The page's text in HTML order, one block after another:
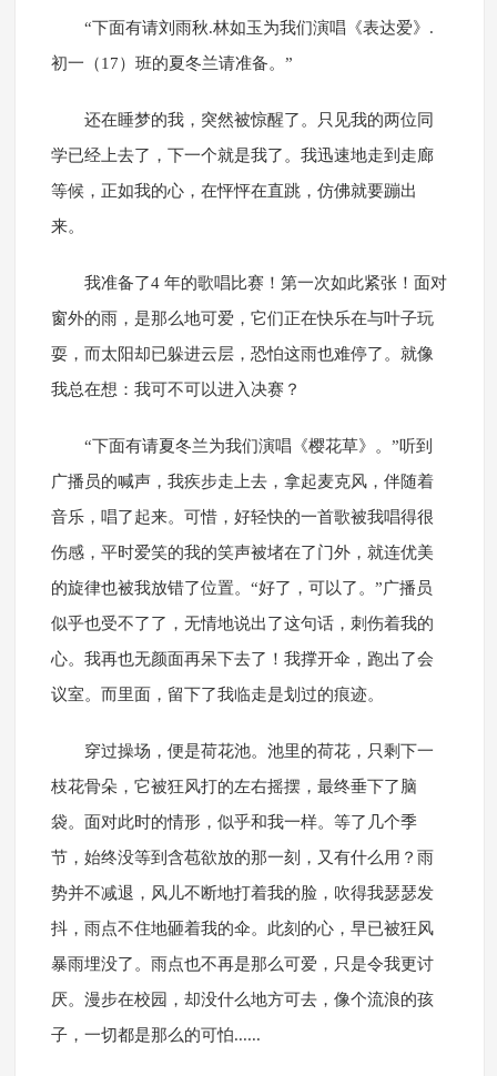
“下面有请刘雨秋.林如玉为我们演唱《表达爱》.
初一（17）班的夏冬兰请准备。”
还在睡梦的我，突然被惊醒了。只见我的两位同
学已经上去了，下一个就是我了。我迅速地走到走廊
等候，正如我的心，在怦怦在直跳，仿佛就要蹦出
来。
我准备了4 年的歌唱比赛！第一次如此紧张！面对
窗外的雨，是那么地可爱，它们正在快乐在与叶子玩
耍，而太阳却已躲进云层，恐怕这雨也难停了。就像
我总在想：我可不可以进入决赛？
“下面有请夏冬兰为我们演唱《樱花草》。”听到
广播员的喊声，我疾步走上去，拿起麦克风，伴随着
音乐，唱了起来。可惜，好轻快的一首歌被我唱得很
伤感，平时爱笑的我的笑声被堵在了门外，就连优美
的旋律也被我放错了位置。“好了，可以了。”广播员
似乎也受不了了，无情地说出了这句话，刺伤着我的
心。我再也无颜面再呆下去了！我撑开伞，跑出了会
议室。而里面，留下了我临走是划过的痕迹。
穿过操场，便是荷花池。池里的荷花，只剩下一
枝花骨朵，它被狂风打的左右摇摆，最终垂下了脑
袋。面对此时的情形，似乎和我一样。等了几个季
节，始终没等到含苞欲放的那一刻，又有什么用？雨
势并不减退，风儿不断地打着我的脸，吹得我瑟瑟发
抖，雨点不住地砸着我的伞。此刻的心，早已被狂风
暴雨埋没了。雨点也不再是那么可爱，只是令我更讨
厌。漫步在校园，却没什么地方可去，像个流浪的孩
子，一切都是那么的可怕......